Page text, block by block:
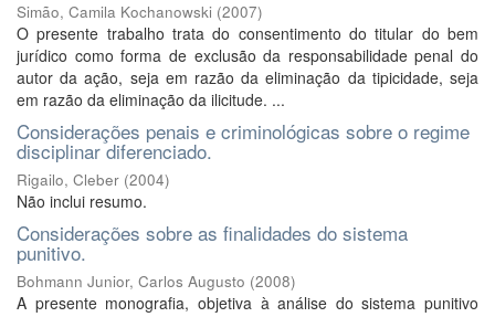
Simão, Camila Kochanowski (2007)
O presente trabalho trata do consentimento do titular do bem
jurídico como forma de exclusão da responsabilidade penal do
autor da ação, seja em razão da eliminação da tipicidade, seja
em razão da eliminação da ilicitude. ...
Considerações penais e criminológicas sobre o regime
disciplinar diferenciado.
Rigailo, Cleber (2004)
Não inclui resumo.
Considerações sobre as finalidades do sistema
punitivo.
Bohmann Junior, Carlos Augusto (2008)
A presente monografia, objetiva à análise do sistema punitivo